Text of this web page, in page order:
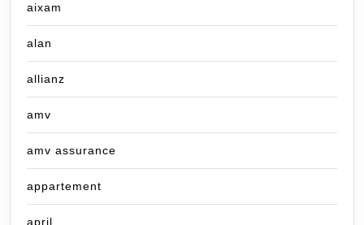
aixam
alan
allianz
amv
amv assurance
appartement
april